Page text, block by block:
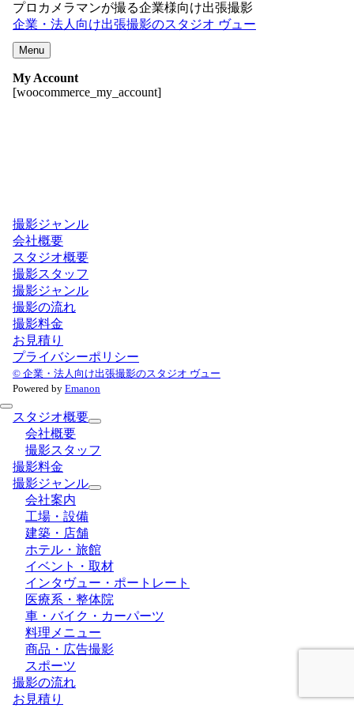
プロカメラマンが撮る企業様向け出張撮影
企業・法人向け出張撮影のスタジオ ヴュー
Menu
My Account
[woocommerce_my_account]
撮影ジャンル
会社概要
スタジオ概要
撮影スタッフ
撮影ジャンル
撮影の流れ
撮影料金
お見積り
プライバシーポリシー
© 企業・法人向け出張撮影のスタジオ ヴュー
Powered by Emanon
スタジオ概要
会社概要
撮影スタッフ
撮影料金
撮影ジャンル
会社案内
工場・設備
建築・店舗
ホテル・旅館
イベント・取材
インタヴュー・ポートレート
医療系・整体院
車・バイク・カーパーツ
料理メニュー
商品・広告撮影
スポーツ
撮影の流れ
お見積り